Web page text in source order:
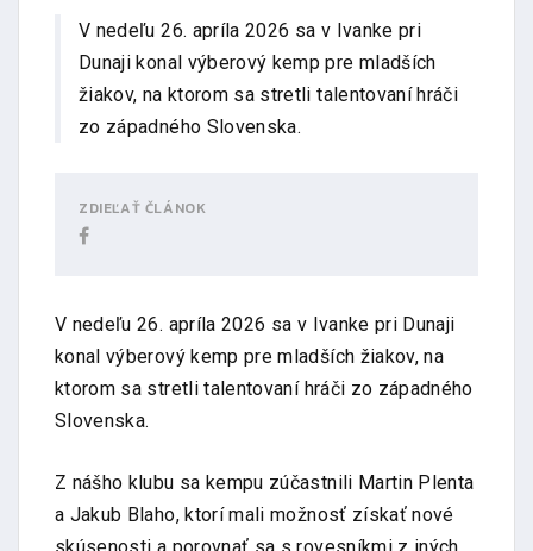
V nedeľu 26. apríla 2026 sa v Ivanke pri
Dunaji konal výberový kemp pre mladších
žiakov, na ktorom sa stretli talentovaní hráči
zo západného Slovenska.
ZDIEĽAŤ ČLÁNOK
V nedeľu 26. apríla 2026 sa v Ivanke pri Dunaji
konal výberový kemp pre mladších žiakov, na
ktorom sa stretli talentovaní hráči zo západného
Slovenska.
Z nášho klubu sa kempu zúčastnili Martin Plenta
a Jakub Blaho, ktorí mali možnosť získať nové